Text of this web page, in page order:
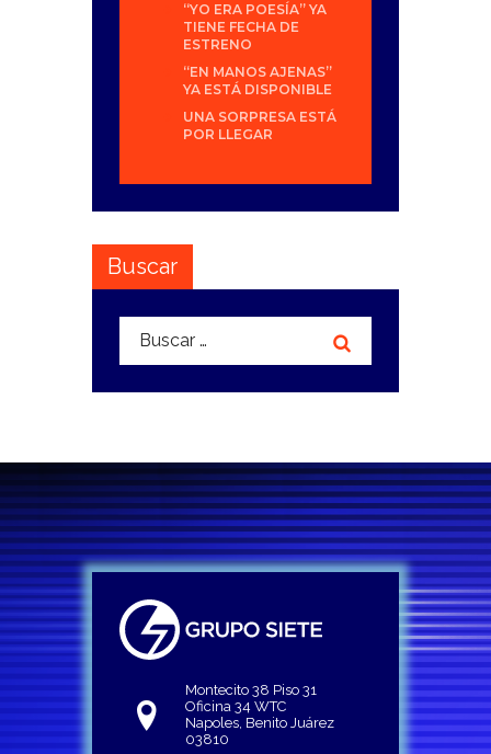
“YO ERA POESÍA” YA
TIENE FECHA DE
ESTRENO
“EN MANOS AJENAS”
YA ESTÁ DISPONIBLE
UNA SORPRESA ESTÁ
POR LLEGAR
Buscar
Buscar:
Montecito 38 Piso 31
Oficina 34 WTC
Napoles, Benito Juárez
03810